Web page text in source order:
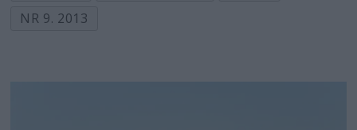
NR 9. 2013